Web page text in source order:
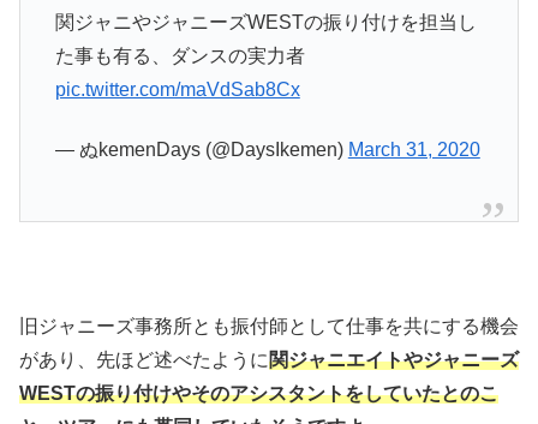
関ジャニやジャニーズWESTの振り付けを担当し
た事も有る、ダンスの実力者
pic.twitter.com/maVdSab8Cx
— ぬkemenDays (@DaysIkemen) March 31, 2020
旧ジャニーズ事務所とも振付師として仕事を共にする機会
があり、先ほど述べたように関ジャニエイトやジャニーズ
WESTの振り付けやそのアシスタントをしていたとのこ